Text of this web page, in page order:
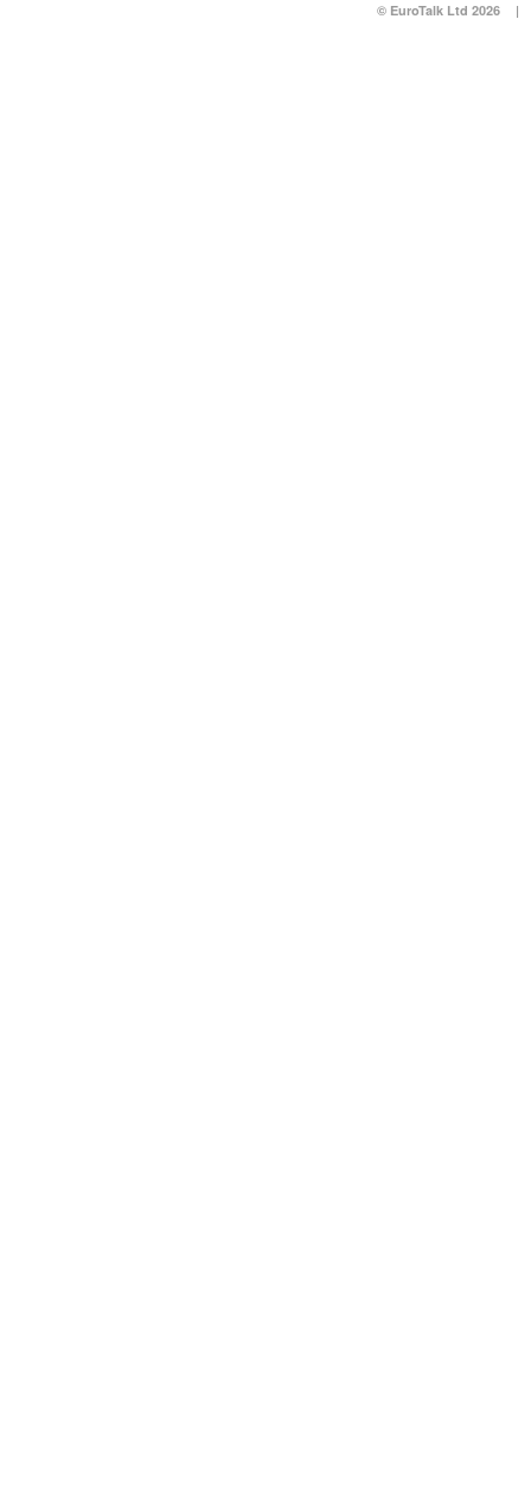
© EuroTalk Ltd 2026 |